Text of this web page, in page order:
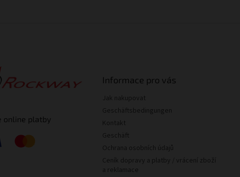
online platby
Informace pro vás
Jak nakupovat
Geschäftsbedingungen
Kontakt
Geschäft
Ochrana osobních údajů
Ceník dopravy a platby / vrácení zboží
a reklamace